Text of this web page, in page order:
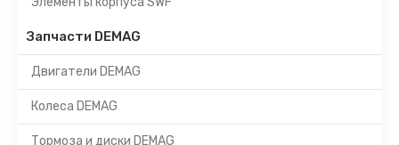
Запчасти DEMAG
Двигатели DEMAG
Колеса DEMAG
Тормоза и диски DEMAG